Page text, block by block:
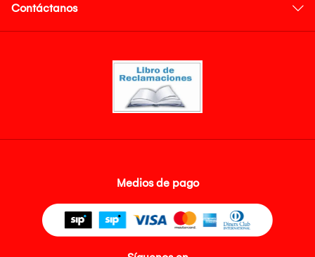
Contáctanos
Medios de pago